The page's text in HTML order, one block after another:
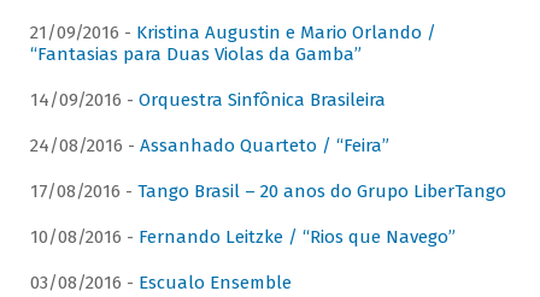
21/09/2016 - Kristina Augustin e Mario Orlando /
“Fantasias para Duas Violas da Gamba”
14/09/2016 - Orquestra Sinfônica Brasileira
24/08/2016 - Assanhado Quarteto / “Feira”
17/08/2016 - Tango Brasil – 20 anos do Grupo LiberTango
10/08/2016 - Fernando Leitzke / “Rios que Navego”
03/08/2016 - Escualo Ensemble